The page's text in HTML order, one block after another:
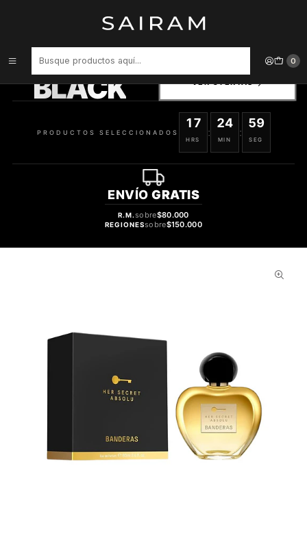
0
PERFUME SECRET ABSOLU DAMA EDP 80 ML
BLACK
SELECCIONADOS
PRODUCTOS SELECCIONADOS
17
HRS
:
24
MIN
:
59
SEG
ENVÍO GRATIS
R.M.sobre$80.000
REGIONESsobre$150.000